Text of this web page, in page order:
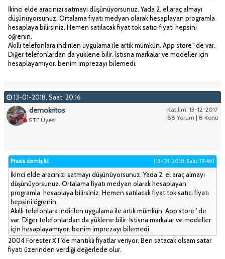
İkinci elde aracınızı satmayı düşünüyorsunuz. Yada 2. el araç almayı
düşünüyorsunuz. Ortalama fiyatı medyan olarak hesaplayan programla
hesaplaya bilirsiniz. Hemen satılacak fiyat tok satıcı fiyatı hepsini
öğrenin.
Akıllı telefonlara indirilen uygulama ile artık mümkün. App store ' de var.
Diğer telefonlardan da yüklene bilir. İstisna markalar ve modeller için
hesaplayamıyor. benim imprezayı bilemedi.
13-01-2018, Saat: 20:16
Katılım: 13-12-2017
88 Yorum | 8 Konu
demokritos
STF Üyesi
(13-01-2018, Saat: 19:48)
Praxis demiş ki:
İkinci elde aracınızı satmayı düşünüyorsunuz. Yada 2. el araç almayı
düşünüyorsunuz. Ortalama fiyatı medyan olarak hesaplayan
programla hesaplaya bilirsiniz. Hemen satılacak fiyat tok satıcı fiyatı
hepsini öğrenin.
Akıllı telefonlara indirilen uygulama ile artık mümkün. App store ' de
var. Diğer telefonlardan da yüklene bilir. İstisna markalar ve modeller
için hesaplayamıyor. benim imprezayı bilemedi.
2004 Forester XT'de mantıklı fiyatlar veriyor. Ben satacak olsam satar
fiyatı üzerinden verdiği değerlede olur.